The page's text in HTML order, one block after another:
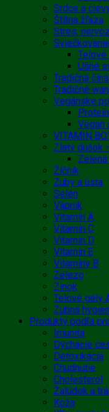
Srdce a
Štítna žľaza
Stres,
Ušné
Tradičná
Tradičné
Vegánske
Vegan
VITAMIN
Zlatý dúšok
Žlčník
Zuby a ústa
Selén
Vápnik
Vitamín A
Vitamín C
Vitamín D
Vitamín E
Vitamíny B
Zelezo
Zinok
Telové gély
Zubná
Produkty podľa
Imunita
Dýchacie
Detoxikácia
Chudnutie
Cholesterol
Žalúdok a
Koža